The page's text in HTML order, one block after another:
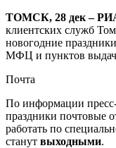
ТОМСК, 28 дек –
клиентских служб
новогодние
МФЦ и пунктов
Почта
По информации
праздники почтовые
работать по
станут выходными.